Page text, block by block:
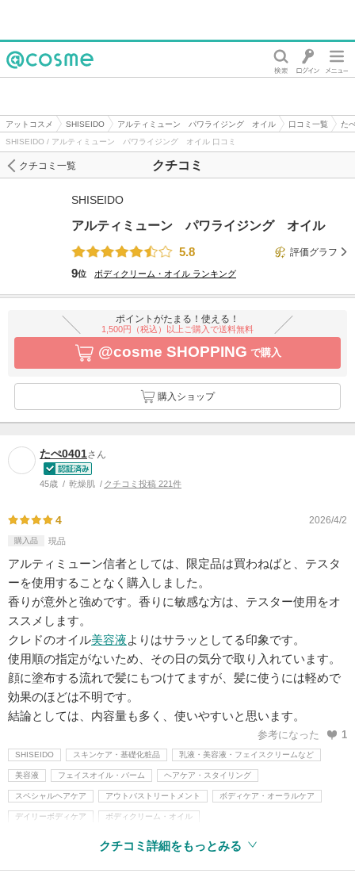
アットコスメ SHISEIDO アルティミューン パワライジング オイル 口コミ一覧
た
SHISEIDO / アルティミューン パワライジング オイル 口コミ
クチコミ
クチコミ一覧
SHISEIDO
アルティミューン パワライジング オイル
5.8
評価グラフ
9位 ボディクリーム・オイル ランキング
ポイントがたまる！使える！
1,500円（税込）以上ご購入で送料無料
@cosme SHOPPING で購入
購入ショップ
たぺ0401さん
45歳 乾燥肌 クチコミ投稿 221件
4 2026/4/2
購入品 現品
アルティミューン信者としては、限定品は買わねばと、テスタ
ーを使用することなく購入しました。
香りが意外と強めです。香りに敏感な方は、テスター使用をオ
ススメします。
クレドのオイル美容液よりはサラッとしてる印象です。
使用順の指定がないため、その日の気分で取り入れています。
顔に塗布する流れで髪にもつけてますが、髪に使うには軽めで
効果のほどは不明です。
結論としては、内容量も多く、使いやすいと思います。
参考になった 1
SHISEIDO スキンケア・基礎化粧品 乳液・美容液・フェイスクリームなど
美容液 フェイスオイル・バーム ヘアケア・スタイリング
スペシャルヘアケア アウトバストリートメント ボディケア・オーラルケア
デイリーボディケア ボディクリーム・オイル
クチコミ詳細をもっとみる